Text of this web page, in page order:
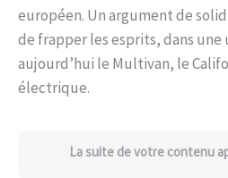
européen. Un argument de
de frapper les esprits, dans
aujourd’hui le Multivan, le
électrique.
La suite de votre contenu